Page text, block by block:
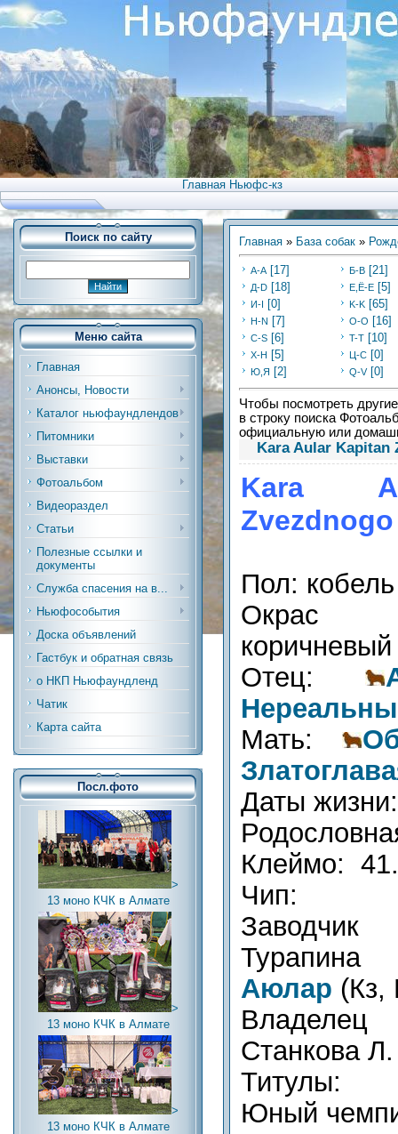
Главная Ньюфс-кз
Поиск по сайту
Меню сайта
Главная
Анонсы, Новости
Каталог ньюфаундлендов
Питомники
Выставки
Фотоальбом
Видеораздел
Статьи
Полезные ссылки и
документы
Служба спасения на в...
Ньюфособытия
Доска объявлений
Гастбук и обратная связь
о НКП Ньюфаундленд
Чатик
Карта сайта
Посл.фото
>
13 моно КЧК в Алмате
>
13 моно КЧК в Алмате
>
13 моно КЧК в Алмате
Главная » База собак »
А-А [17] Б-В [21]
Д-D [18] Е,Ё-Е [5]
И-I [0] K-K [65]
Н-N [7] O-O [16]
C-S [6] T-T [10]
Х-H [5] Ц-C [0]
Ю,Я [2] Q-V [0]
Чтобы посмотреть
в строку поиска
официальную или
Kara Aular Kapitan
Kara
Пол: кобель
Окрас
коричневый
Отец:
Мать:
Даты
Клеймо:
Чип:
Заводчик
Аюлар (Кз,
Владелец
Станкова
Титулы:
Юный